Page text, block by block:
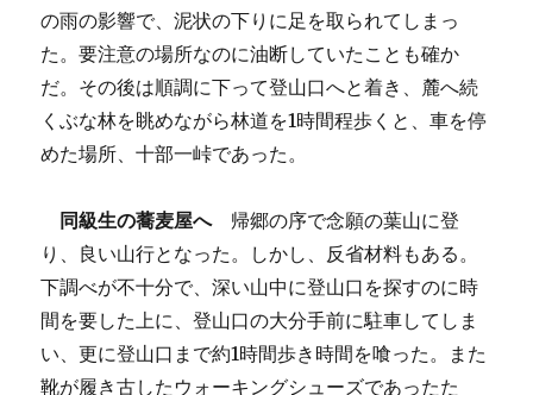
の雨の影響で、泥状の下りに足を取られてしまっ
た。要注意の場所なのに油断していたことも確か
だ。その後は順調に下って登山口へと着き、麓へ続
くぶな林を眺めながら林道を1時間程歩くと、車を停
めた場所、十部一峠であった。
同級生の蕎麦屋へ帰郷の序で念願の葉山に登
り、良い山行となった。しかし、反省材料もある。
下調べが不十分で、深い山中に登山口を探すのに時
間を要した上に、登山口の大分手前に駐車してしま
い、更に登山口まで約1時間歩き時間を喰った。また
靴が履き古したウォーキングシューズであったた